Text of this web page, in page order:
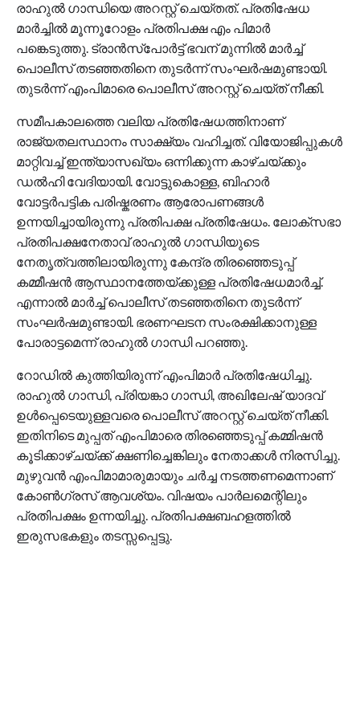
രാഹുൽ ഗാന്ധിയെ അറസ്റ്റ് ചെയ്തത്. പ്രതിഷേധ
മാർച്ചിൽ മൂന്നൂറോളം പ്രതിപക്ഷ എം പിമാർ
പങ്കെടുത്തു. ട്രാൻസ്പോർട്ട് ഭവന് മുന്നിൽ മാർച്ച്
പൊലീസ് തടഞ്ഞതിനെ തുടർന്ന് സംഘർഷമുണ്ടായി.
തുടർന്ന് എംപിമാരെ പൊലീസ് അറസ്റ്റ് ചെയ്ത് നീക്കി.
സമീപകാലത്തെ വലിയ പ്രതിഷേധത്തിനാണ്
രാജ്യതലസ്ഥാനം സാക്ഷ്യം വഹിച്ചത്. വിയോജിപ്പുകൾ
മാറ്റിവച്ച് ഇന്ത്യാസഖ്യം ഒന്നിക്കുന്ന കാഴ്ചയ്ക്കും
ഡൽഹി വേദിയായി. വോട്ടുകൊള്ള, ബിഹാർ
വോട്ടർപട്ടിക പരിഷ്കരണം ആരോപണങ്ങൾ
ഉന്നയിച്ചായിരുന്നു പ്രതിപക്ഷ പ്രതിഷേധം. ലോക്സഭാ
പ്രതിപക്ഷനേതാവ് രാഹുൽ ഗാന്ധിയുടെ
നേതൃത്വത്തിലായിരുന്നു കേന്ദ്ര തിരഞ്ഞെടുപ്പ്
കമ്മീഷൻ ആസ്ഥാനത്തേയ്ക്കുള്ള പ്രതിഷേധമാർച്ച്.
എന്നാൽ മാർച്ച് പൊലീസ് തടഞ്ഞതിനെ തുടർന്ന്
സംഘർഷമുണ്ടായി. ഭരണഘടന സംരക്ഷിക്കാനുള്ള
പോരാട്ടമെന്ന് രാഹുൽ ​ഗാന്ധി പറഞ്ഞു.
റോഡിൽ കുത്തിയിരുന്ന് എംപിമാർ പ്രതിഷേധിച്ചു.
രാഹുൽ ഗാന്ധി, പ്രിയങ്കാ ഗാന്ധി, അഖിലേഷ് യാദവ്
ഉൾപ്പെടെയുള്ളവരെ പൊലീസ് അറസ്റ്റ് ചെയ്ത് നീക്കി.
ഇതിനിടെ മുപ്പത് എംപിമാരെ തിരഞ്ഞെടുപ്പ് കമ്മിഷൻ
കൂടിക്കാഴ്ചയ്ക്ക് ക്ഷണിച്ചെങ്കിലും നേതാക്കൾ നിരസിച്ചു.
മുഴുവൻ എംപിമാമാരുമായും ചർച്ച നടത്തണമെന്നാണ്
കോൺഗ്രസ് ആവശ്യം. വിഷയം പാർലമെന്റിലും
പ്രതിപക്ഷം ഉന്നയിച്ചു. പ്രതിപക്ഷബഹളത്തിൽ
ഇരുസഭകളും തടസ്സപ്പെട്ടു.